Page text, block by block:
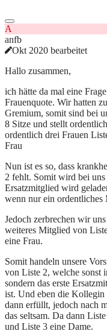
A
anfb
Okt 2020 bearbeitet
Hallo zusammen,
ich hätte da mal eine
Frauenquote. Wir hatten
Gremium, somit sind bei
8 Sitze und stellt
ordentlich drei Frauen
Frau
Nun ist es so, dass
2 fehlt. Somit wird bei
Ersatzmitglied wird
wenn nur ein ordentliches
Jedoch zerbrechen wir
weiteres Mitglied von
eine Frau.
Somit handeln unsere
von Liste 2, welche sonst
sondern das erste
ist. Und eben die
dann erfüllt, jedoch nach
das seltsam. Da dann
und Liste 3 eine Dame.